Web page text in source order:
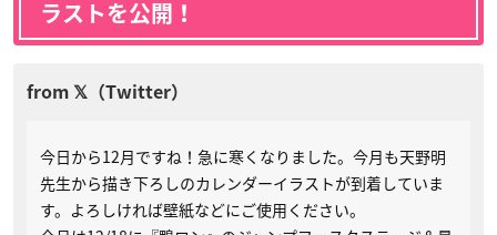
ラストを公開！
今日から12月ですね！急に寒くなりました。今月も天野明
先生から描き下ろしのカレンダーイラストが到着していま
す。よろしければ壁紙などにご使用ください。